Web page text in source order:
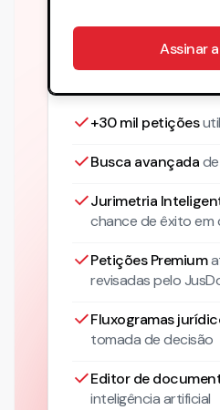
Assinar
+30 mil petições
Busca avançada
Jurimetria
chance de êxito
Petições Premium
revisadas pelo
Fluxogramas
tomada de decisão
Editor de
inteligência artificial